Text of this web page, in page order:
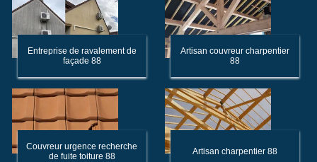
Entreprise de ravalement de
façade 88
Artisan couvreur charpentier
88
Couvreur urgence recherche
de fuite toiture 88
Artisan charpentier 88